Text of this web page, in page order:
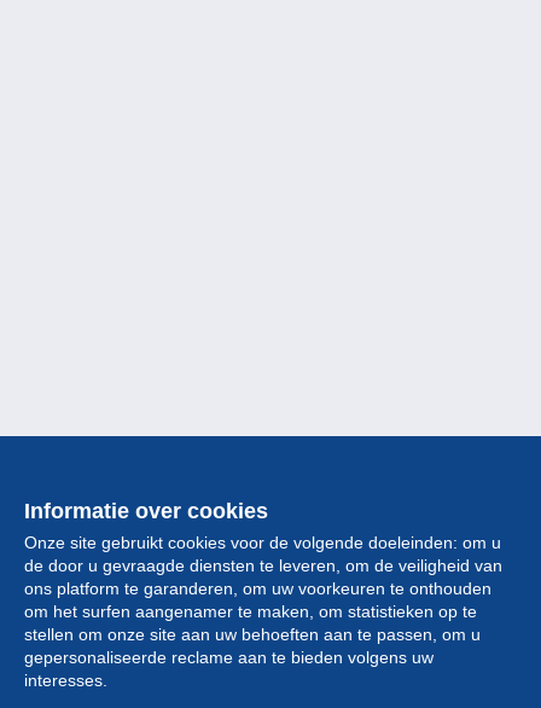
Informatie over cookies
Onze site gebruikt cookies voor de volgende doeleinden: om u
de door u gevraagde diensten te leveren, om de veiligheid van
ons platform te garanderen, om uw voorkeuren te onthouden
om het surfen aangenamer te maken, om statistieken op te
stellen om onze site aan uw behoeften aan te passen, om u
gepersonaliseerde reclame aan te bieden volgens uw
interesses.
Collectie